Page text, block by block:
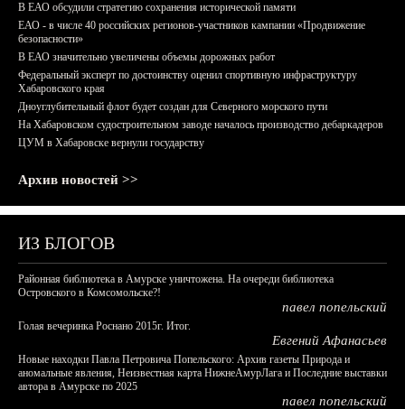
В ЕАО обсудили стратегию сохранения исторической памяти
ЕАО - в числе 40 российских регионов-участников кампании «Продвижение
безопасности»
В ЕАО значительно увеличены объемы дорожных работ
Федеральный эксперт по достоинству оценил спортивную инфраструктуру
Хабаровского края
Дноуглубительный флот будет создан для Северного морского пути
На Хабаровском судостроительном заводе началось производство дебаркадеров
ЦУМ в Хабаровске вернули государству
Архив новостей >>
ИЗ БЛОГОВ
Районная библиотека в Амурске уничтожена. На очереди библиотека
Островского в Комсомольске?!
павел попельский
Голая вечеринка Роснано 2015г. Итог.
Евгений Афанасьев
Новые находки Павла Петровича Попельского: Архив газеты Природа и
аномальные явления, Неизвестная карта НижнеАмурЛага и Последние выставки
автора в Амурске по 2025
павел попельский